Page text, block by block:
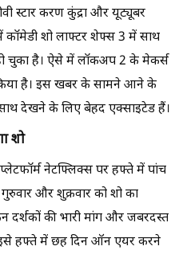
स्टार करण कुंद्रा और यूट्यूबर
कॉमेडी शो लाफ्टर शेफ्स 3 में साथ
चुका है। ऐसे में लॉकअप 2 के मेकर्स
है। इस खबर के सामने आने के
साथ देखने के लिए बेहद एक्साइटेड हैं।
शो
नेटफ्लिक्स पर हफ्ते में पांच
गुरुवार और शुक्रवार को शो का
दर्शकों की भारी मांग और जबरदस्त
हफ्ते में छह दिन ऑन एयर करने